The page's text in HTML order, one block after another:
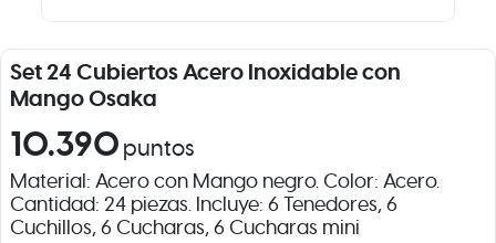
Set 24 Cubiertos Acero Inoxidable con
Mango Osaka
10.390 puntos
Material: Acero con Mango negro. Color: Acero.
Cantidad: 24 piezas. Incluye: 6 Tenedores, 6
Cuchillos, 6 Cucharas, 6 Cucharas mini